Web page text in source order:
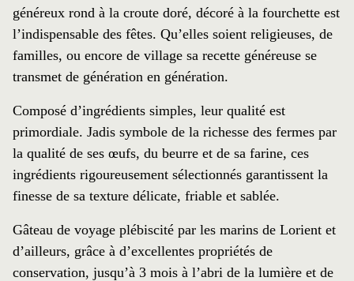
généreux rond à la croute doré, décoré à la fourchette est
l’indispensable des fêtes. Qu’elles soient religieuses, de
familles, ou encore de village sa recette généreuse se
transmet de génération en génération.
Composé d’ingrédients simples, leur qualité est
primordiale. Jadis symbole de la richesse des fermes par
la qualité de ses œufs, du beurre et de sa farine, ces
ingrédients rigoureusement sélectionnés garantissent la
finesse de sa texture délicate, friable et sablée.
Gâteau de voyage plébiscité par les marins de Lorient et
d’ailleurs, grâce à d’excellentes propriétés de
conservation, jusqu’à 3 mois à l’abri de la lumière et de